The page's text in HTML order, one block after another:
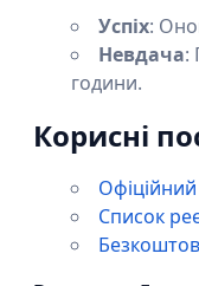
Успіх:
Невдача:
години.
Корисні
Список